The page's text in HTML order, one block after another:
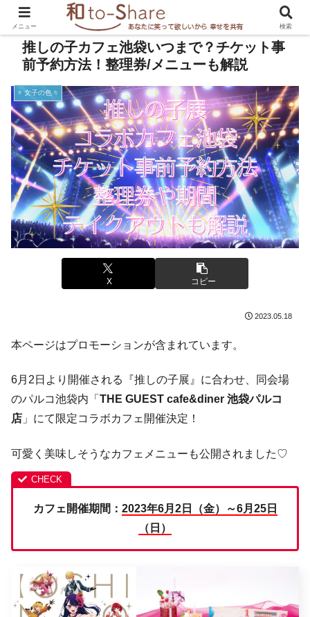
推しの子カフェ池袋いつまで？チケット事
前予約方法！整理券/メニューも解説
⭐️ 女子の色々
X コピー
2023.05.18
本ページはプロモーションが含まれています。
6月2日より開催される『推しの子展』に合わせ、同会場
のパルコ池袋内「 THE GUEST cafe&diner 池袋パルコ
店 」にて限定コラボカフェ開催決定！
可愛く美味しそうなカフェメニューも公開されました♡
カフェ開催期間： 2023年6月2日（金）～6月25日
（日）
メニュー 検索